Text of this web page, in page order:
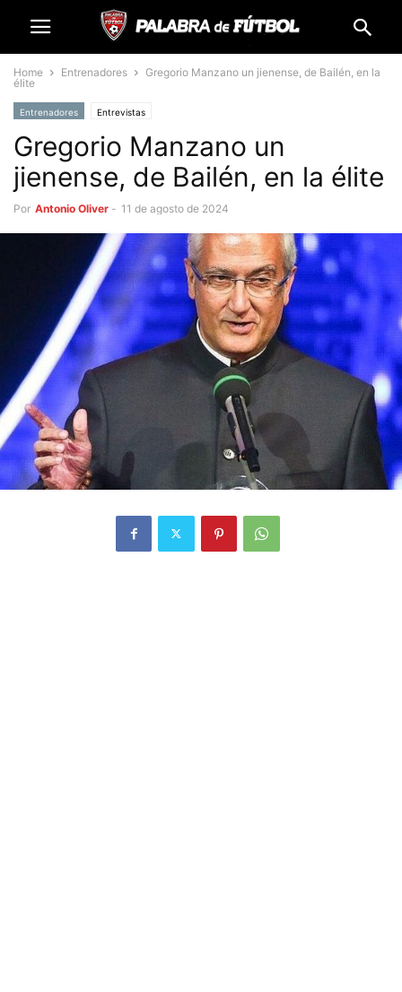
Home Entrenadores
Gregorio Manzano un jienense, de Bailén, en la
élite
Entrenadores Entrevistas
Gregorio Manzano un
jienense, de Bailén, en la élite
Por Antonio Oliver - 11 de agosto de 2024